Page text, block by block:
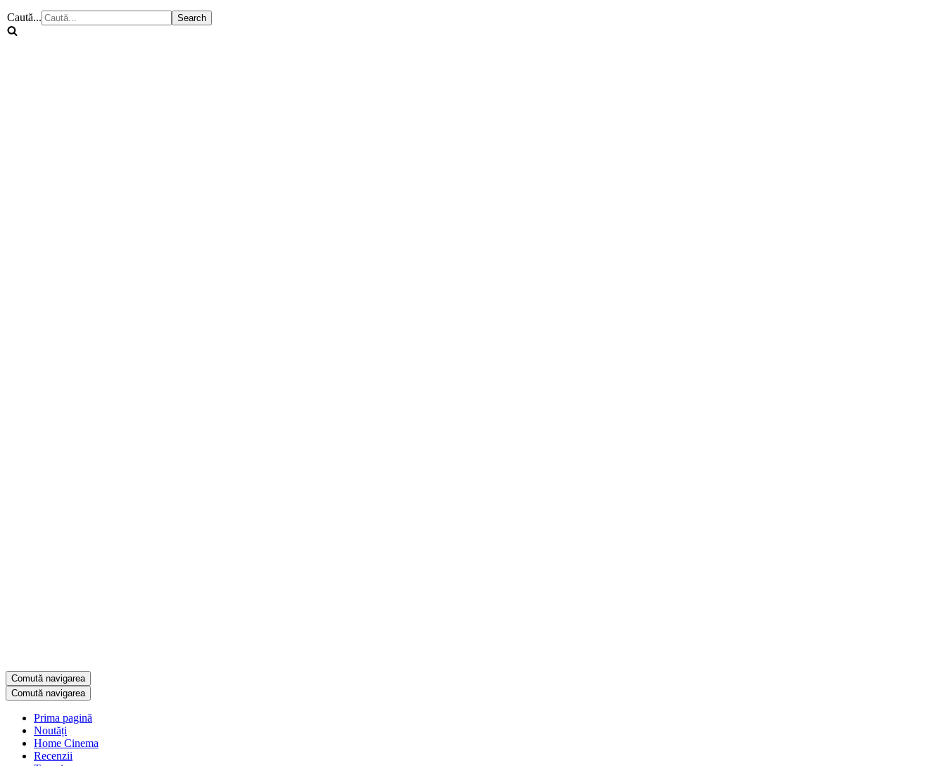
Caută...
Comută navigarea
Comută navigarea
Prima pagină
Noutăți
Home Cinema
Recenzii